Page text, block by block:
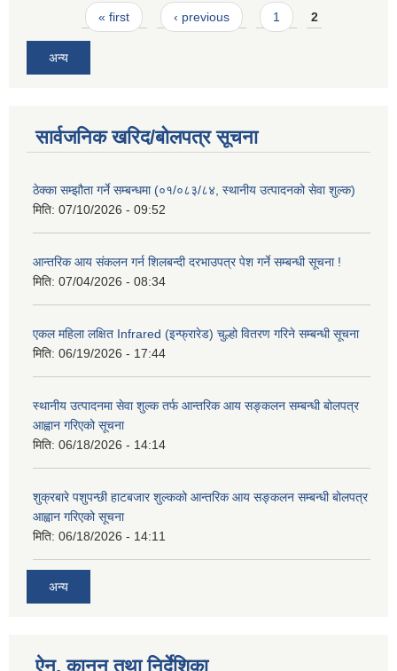
Pages« first ‹ previous 1 2
अन्य
सार्वजनिक खरिद/बोलपत्र सूचना
ठेक्का सम्झौता गर्ने सम्बन्धमा (०१/०८३/८४, स्थानीय उत्पादनको सेवा शुल्क)
मिति: 07/10/2026 - 09:52
आन्तरिक आय संकलन गर्न शिलबन्दी दरभाउपत्र पेश गर्ने सम्बन्धी सूचना !
मिति: 07/04/2026 - 08:34
एकल महिला लक्षित Infrared (इन्फ्रारेड) चुल्हो वितरण गरिने सम्बन्धी सूचना
मिति: 06/19/2026 - 17:44
स्थानीय उत्पादनमा सेवा शुल्क तर्फ आन्तरिक आय सङ्कलन सम्बन्धी बोलपत्र
आह्वान गरिएको सूचना
मिति: 06/18/2026 - 14:14
शुक्रबारे पशुपन्छी हाटबजार शुल्कको आन्तरिक आय सङ्कलन सम्बन्धी बोलपत्र
आह्वान गरिएको सूचना
मिति: 06/18/2026 - 14:11
अन्य
ऐन, कानुन तथा निर्देशिका